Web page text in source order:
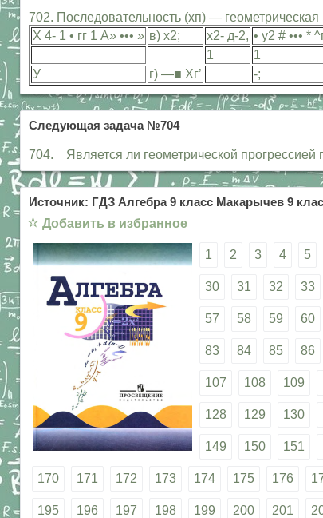
702. Последовательность (хп) —
X 4- 1 • гг 1 А» ••• » в) х2; х2- д-2, • у2 # ••• *
г) —■ Хг’
1
1
У
-;
Следующая задача №704
704. Является ли геометрической прогрессией
Источник: ГДЗ Алгебра 9 класс Макарычев 9
☆ Добавить в избранное
1 2 3 4 5
30 31 32 33
57 58 59 60
83 84 85 86
107 108 109
128 129 130
149 150 151
170 171 172 173 174 175 176
195 196 197 198 199 200 201